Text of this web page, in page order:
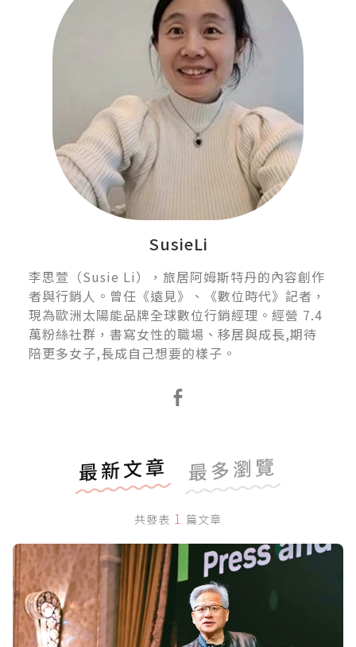
SusieLi
李思萱（Susie Li），旅居阿姆斯特丹的內容創作
者與行銷人。曾任《遠見》、《數位時代》記者，
現為歐洲太陽能品牌全球數位行銷經理。經營 7.4
萬粉絲社群，書寫女性的職場、移居與成長,期待
陪更多女子,長成自己想要的樣子。
最新文章 最多瀏覽
共發表 1 篇文章